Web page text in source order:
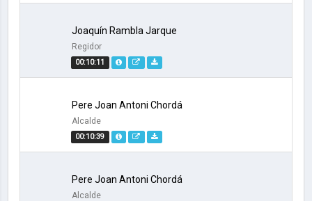
00:10:11
Joaquín Rambla Jarque
Regidor
00:10:39
Pere Joan Antoni Chordá
Alcalde
Pere Joan Antoni Chordá
Alcalde